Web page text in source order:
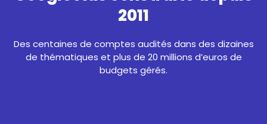
2011
Des centaines de comptes audités dans des dizaines
de thématiques et plus de 20 millions d’euros de
budgets gérés.